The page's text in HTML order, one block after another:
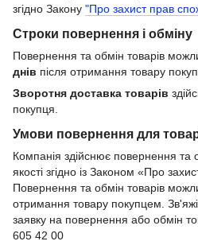
згідно Закону "Про захист прав
Строки повернення і обміну
Повернення та обмін товарів
днів після отримання товару
Зворотня доставка товарів
покупця.
Умови повернення для
Компанія здійснює повернення та
якості згідно із Законом «Про
Повернення та обмін товарів
отримання товару покупцем.
заявку на повернення або обмін
605 42 00